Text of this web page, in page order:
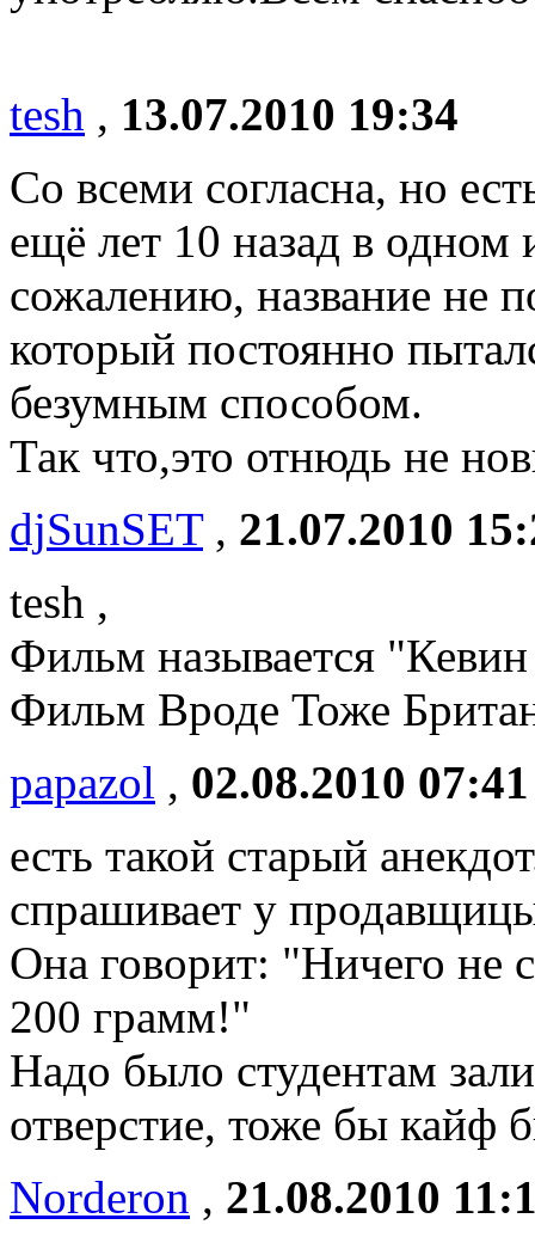
tesh , 13.07.2010 19:34
Со всеми согласна, но
ещё лет 10 назад в
сожалению, название не
который постоянно
безумным способом.
Так что,это отнюдь не
djSunSET, 21.07.2010
tesh ,
Фильм называется
Фильм Вроде Тоже
papazol , 02.08.2010 07:41
есть такой старый
спрашивает у
Она говорит: "Ничего не
200 грамм!"
Надо было студентам
отверстие, тоже бы кайф
Norderon , 21.08.2010